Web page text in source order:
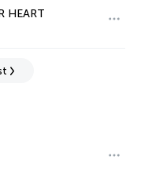
HEART